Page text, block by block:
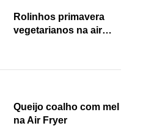
Rolinhos primavera
vegetarianos na air
Queijo coalho com mel
na Air Fryer